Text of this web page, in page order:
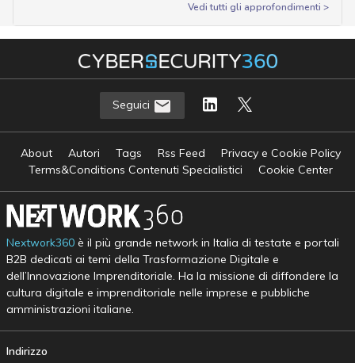
Vedi tutti gli approfondimenti >
Seguici
About Autori Tags Rss Feed
Privacy e Cookie Policy
Terms&Conditions Contenuti Specialistici
Cookie Center
Nextwork360è il più grande network in Italia di testate e portali
B2B dedicati ai temi della Trasformazione Digitale e
dell’Innovazione Imprenditoriale. Ha la missione di diffondere la
cultura digitale e imprenditoriale nelle imprese e pubbliche
amministrazioni italiane.
Indirizzo